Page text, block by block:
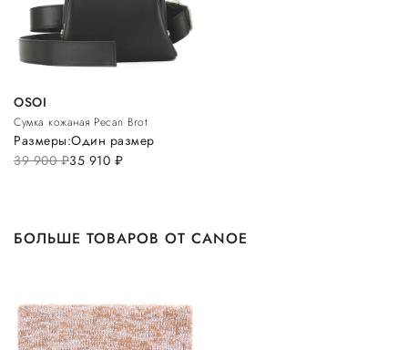
OSOI
Сумка кожаная Pecan Brot
39 900руб.35 910 руб.
Размеры:Один размер
БОЛЬШЕ ТОВАРОВ ОТ CANOE